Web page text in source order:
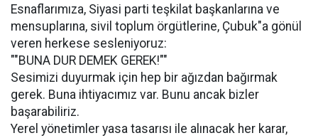
Esnaflarımıza, Siyasi parti teşkilat başkanlarına ve
mensuplarına, sivil toplum örgütlerine, Çubuk"a gönül
veren herkese sesleniyoruz:
""BUNA DUR DEMEK GEREK!""
Sesimizi duyurmak için hep bir ağızdan bağırmak
gerek. Buna ihtiyacımız var. Bunu ancak bizler
başarabiliriz.
Yerel yönetimler yasa tasarısı ile alınacak her karar,